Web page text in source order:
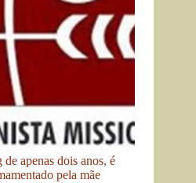
apenas dois anos, é
pela mãe